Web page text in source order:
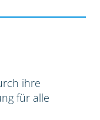
ihre
für alle